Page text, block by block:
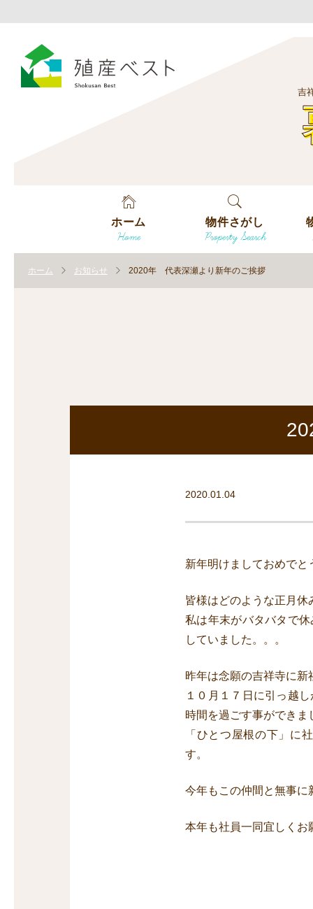
吉
ホーム
Home
物件さがし
Property Search
ホーム お知らせ 2020年 代表深瀬より新年のご挨拶
2020.01.04
新年明けましておめでと
皆様はどのような正月
私は年末がバタバタで
していました。。。
昨年は念願の吉祥寺に
１０月１７日に引っ越
時間を過ごす事ができま
「ひとつ屋根の下」に
す。
今年もこの仲間と無事に
本年も社員一同宜しくお